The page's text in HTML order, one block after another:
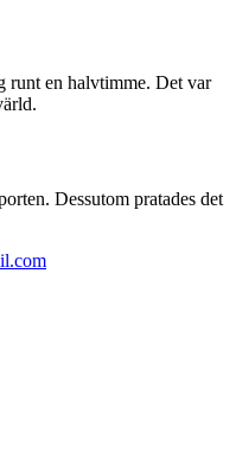
runt en halvtimme. Det var
Dessutom pratades det